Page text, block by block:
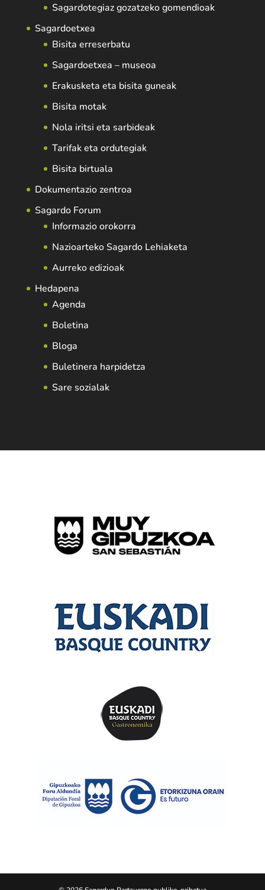
Sagardotegiaz gozatzeko gomendioak
Sagardoetxea
Bisita erreserbatu
Sagardoetxea – museoa
Erakusketa eta bisita guneak
Bisita motak
Nola iritsi eta sarbideak
Tarifak eta ordutegiak
Bisita birtuala
Dokumentazio zentroa
Sagardo Forum
Informazio orokorra
Nazioarteko Sagardo Lehiaketa
Aurreko edizioak
Hedapena
Agenda
Boletina
Bloga
Buletinera harpidetza
Sare sozialak